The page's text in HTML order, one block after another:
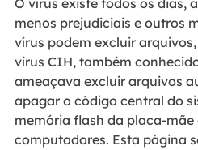
O vírus existe todos os dias,
menos prejudiciais e outros
vírus podem excluir
vírus CIH, também
ameaçava excluir arquivos
apagar o código central do
memória flash da placa-mãe
computadores. Esta página